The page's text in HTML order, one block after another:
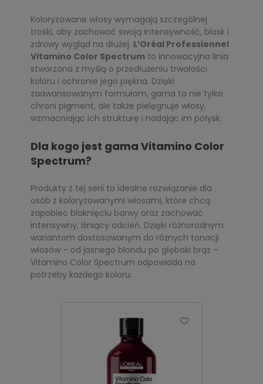
Koloryzowane włosy wymagają szczególnej
troski, aby zachować swoją intensywność, blask i
zdrowy wygląd na dłużej. L’Oréal Professionnel
Vitamino Color Spectrum to innowacyjna linia
stworzona z myślą o przedłużeniu trwałości
koloru i ochronie jego piękna. Dzięki
zaawansowanym formułom, gama ta nie tylko
chroni pigment, ale także pielęgnuje włosy,
wzmacniając ich strukturę i nadając im połysk.
Dla kogo jest gama Vitamino Color
Spectrum?
Produkty z tej serii to idealne rozwiązanie dla
osób z koloryzowanymi włosami, które chcą
zapobiec blaknięciu barwy oraz zachować
intensywny, lśniący odcień. Dzięki różnorodnym
wariantom dostosowanym do różnych tonacji
włosów – od jasnego blondu po głęboki brąz –
Vitamino Color Spectrum odpowiada na
potrzeby każdego koloru.